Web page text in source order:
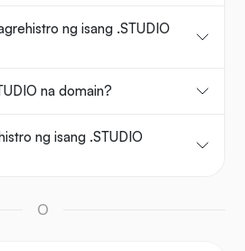
ng isang .STUDIO
na domain?
ng isang .STUDIO
O